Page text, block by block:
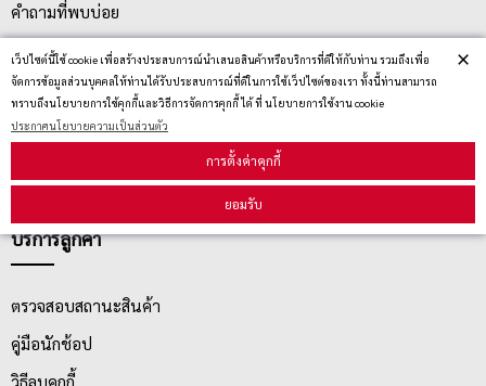
เว็ปไซต์นี้ใช้ cookie เพื่อสร้างประสบการณ์นำเสนอสินค้าหรือบริการที่ดีให้กับท่าน รวมถึงเพื่อ
จัดการข้อมูลส่วนบุคคลให้ท่านได้รับประสบการณ์ที่ดีในการใช้เว็ปไซต์ของเรา ทั้งนี้ท่านสามารถ
ทราบถึงนโยบายการใช้คุกกี้และวิธีการจัดการคุกกี้ ได้ ที่ นโยบายการใช้งาน cookie
ประกาศนโยบายความเป็นส่วนตัว
การตั้งค่าคุกกี้
ยอมรับ
×
คำถามที่พบบ่อย
ติดต่อเรา
ประกาศนโยบายความเป็นส่วนตัว
นโยบายการจัดส่ง
นโยบายการเปลี่ยน/คืน สินค้า
บริการลูกค้า
ตรวจสอบสถานะสินค้า
คู่มือนักช้อป